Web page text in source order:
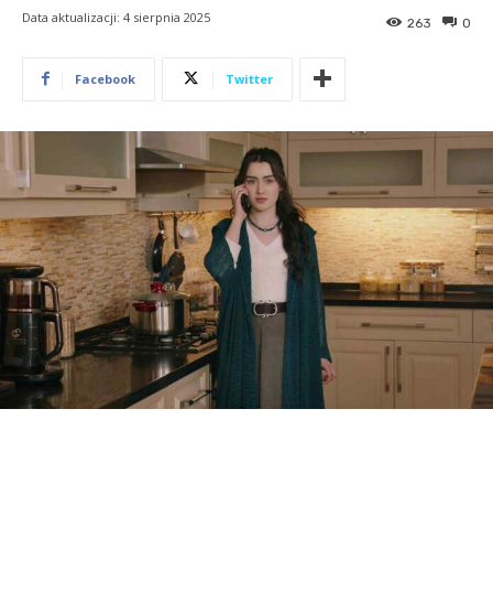
Data aktualizacji: 4 sierpnia 2025 0
263
Facebook Twitter